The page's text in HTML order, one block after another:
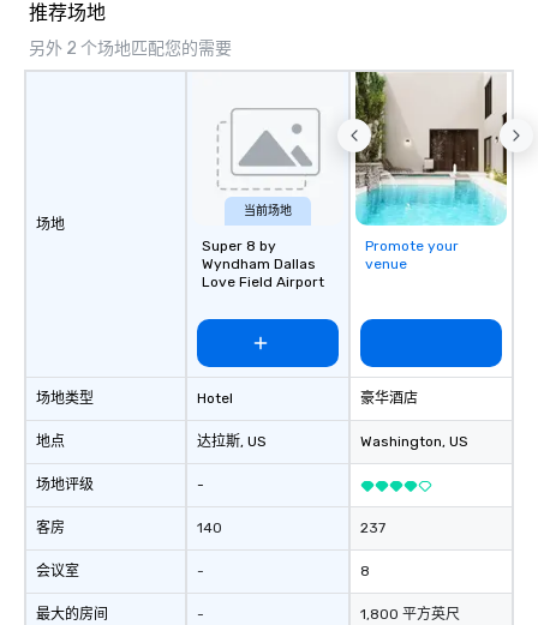
推荐场地
另外 2 个场地匹配您的需要
场地
场地类型
地点
场地评级
客房
会议室
最大的房间
当前场地
Super 8 by
Wyndham Dallas
Love Field Airport
Hotel
达拉斯, US
-
140
-
-
Promote your
venue
豪华酒店
Washington, US
237
8
1,800 平方英尺